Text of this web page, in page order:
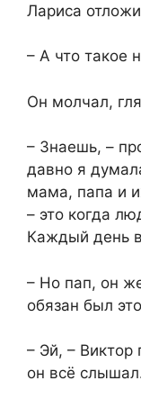
Лариса
– А что такое
Он молчал,
– Знаешь, –
давно я
мама, папа и
– это когда
Каждый день
– Но пап, он
обязан был
– Эй, – Виктор
он всё